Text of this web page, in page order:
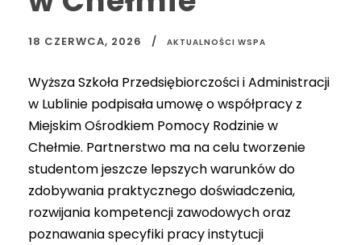
18 CZERWCA, 2026 AKTUALNOŚCI WSPA
Wyższa Szkoła Przedsiębiorczości i Administracji
w Lublinie podpisała umowę o współpracy z
Miejskim Ośrodkiem Pomocy Rodzinie w
Chełmie. Partnerstwo ma na celu tworzenie
studentom jeszcze lepszych warunków do
zdobywania praktycznego doświadczenia,
rozwijania kompetencji zawodowych oraz
poznawania specyfiki pracy instytucji